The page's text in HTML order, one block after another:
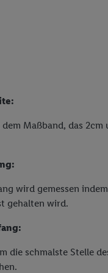
dem Maßband, das
wird gemessen
gehalten wird.
die schmalste Stelle
Werbung. Speichern von
der Angebote. Analyse von
Quellen. Verwendung
Verwendung von